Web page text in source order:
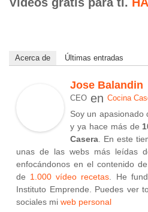
Acerca de Últimas entradas
Jose Balandin
CEO en Cocina
Soy un apasionado
y ya hace más de
Casera. En este
unas de las webs más leídas
enfocándonos en el contenido
de 1.000 vídeo recetas. He
Instituto Emprende. Puedes ver
sociales mi web personal